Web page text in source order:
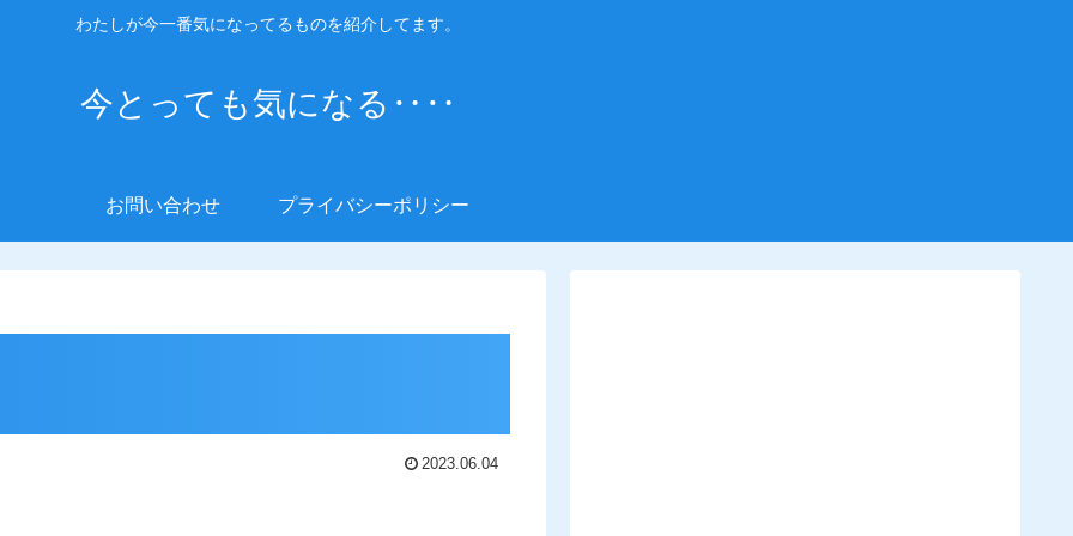
わたしが今一番気になってるものを紹介してます。
今とっても気になる‥‥
お問い合わせ プライバシーポリシー
2023.06.04